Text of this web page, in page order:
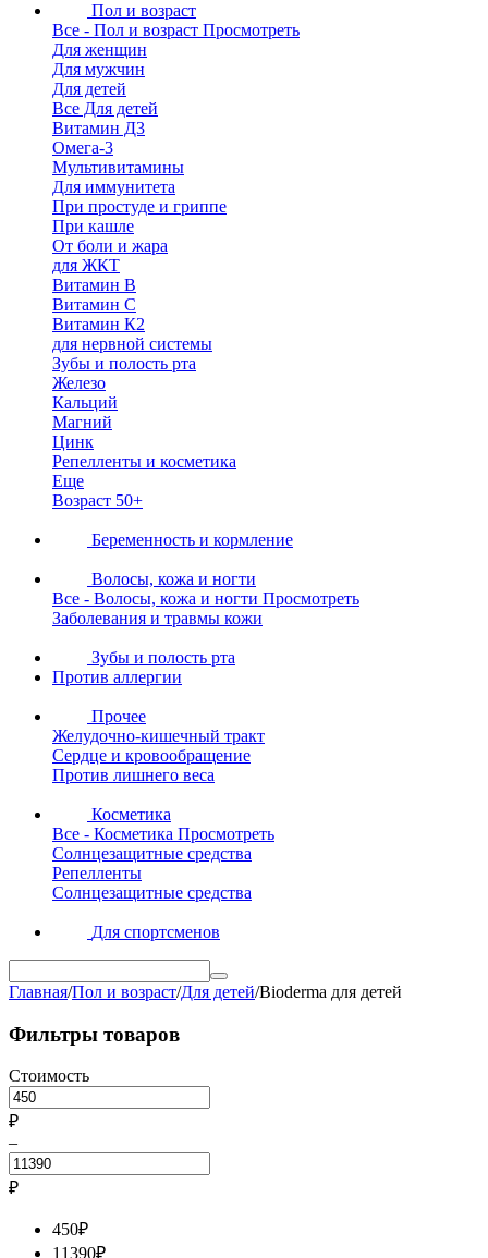
Пол и возраст
Все - Пол и возраст Просмотреть
Для женщин
Для мужчин
Для детей
Все Для детей
Витамин Д3
Омега-3
Мультивитамины
Для иммунитета
При простуде и гриппе
При кашле
От боли и жара
для ЖКТ
Витамин В
Витамин С
Витамин К2
для нервной системы
Зубы и полость рта
Железо
Кальций
Магний
Цинк
Репелленты и косметика
Еще
Возраст 50+
Беременность и кормление
Волосы, кожа и ногти
Все - Волосы, кожа и ногти Просмотреть
Заболевания и травмы кожи
Зубы и полость рта
Против аллергии
Прочее
Желудочно-кишечный тракт
Сердце и кровообращение
Против лишнего веса
Косметика
Все - Косметика Просмотреть
Солнцезащитные средства
Репелленты
Солнцезащитные средства
Для спортсменов
Главная/Пол и возраст/Для детей/Bioderma для детей
Фильтры товаров
Стоимость
₽
–
₽
450₽
11390₽